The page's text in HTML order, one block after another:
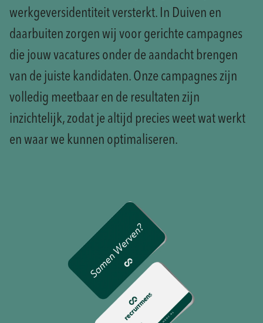
werkgeversidentiteit versterkt. In Duiven en
daarbuiten zorgen wij voor gerichte campagnes
die jouw vacatures onder de aandacht brengen
van de juiste kandidaten. Onze campagnes zijn
volledig meetbaar en de resultaten zijn
inzichtelijk, zodat je altijd precies weet wat werkt
en waar we kunnen optimaliseren.